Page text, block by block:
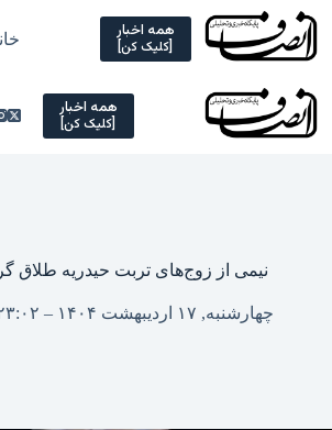
Skip
content
همه اخبار
[کلیک کن]
همه اخبار
[کلیک کن]
نیمی از زوج‌های تربت حیدریه طلاق
چهارشنبه, ۱۷ اردیبهشت ۱۴۰۴ – ۲۳:۰۲